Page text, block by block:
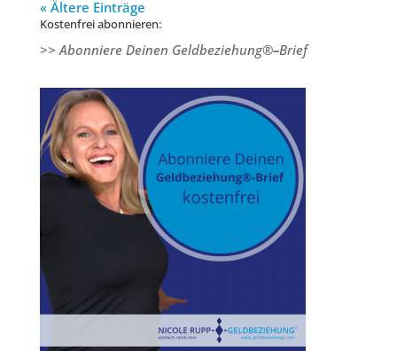
« Ältere Einträge
Kostenfrei abonnieren:
>> Abonniere Deinen Geldbeziehung®–Brief